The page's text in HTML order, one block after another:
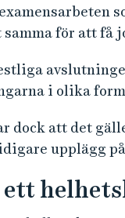
samma för att få
i olika
dock att det
upplägg